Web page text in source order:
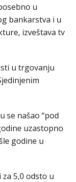
u
bankarstva i u
izveštava tv
u trgovanju
se našao “pod
uzastopno
godine u
5,0 odsto u